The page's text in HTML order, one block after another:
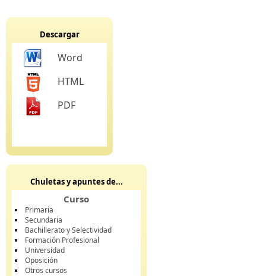
Descargar
Word
HTML
PDF
Chuletas y apuntes de...
Curso
Primaria
Secundaria
Bachillerato y Selectividad
Formación Profesional
Universidad
Oposición
Otros cursos